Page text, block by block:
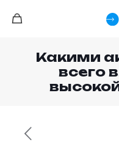
Какими
всего